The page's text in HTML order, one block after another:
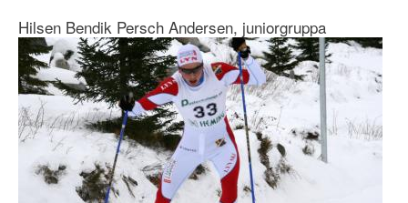
Hilsen Bendik Persch Andersen, juniorgruppa